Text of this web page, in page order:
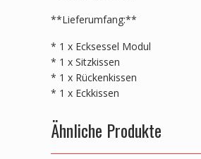
**Lieferumfang:**
* 1 x Ecksessel Modul
* 1 x Sitzkissen
* 1 x Rückenkissen
* 1 x Eckkissen
Ähnliche Produkte